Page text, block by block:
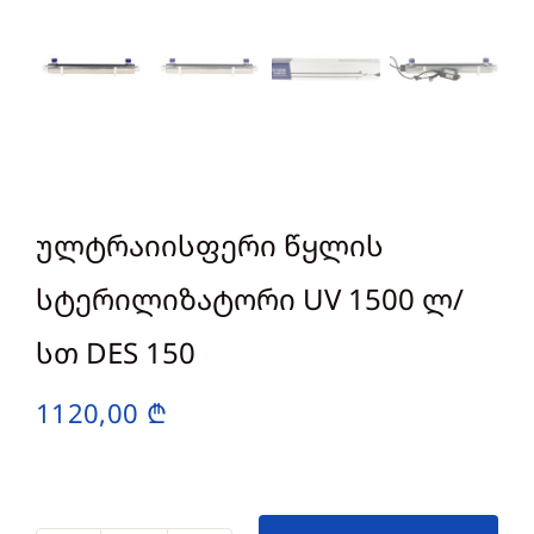
ულტრაიისფერი წყლის
სტერილიზატორი UV 1500 ლ/
სთ DES 150
1120,00 ₾